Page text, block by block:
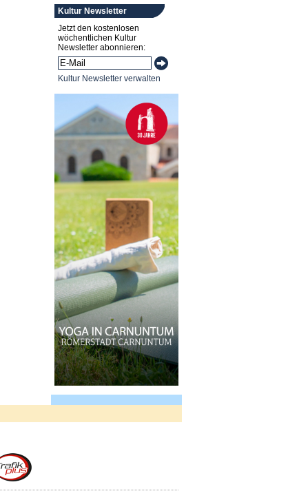
Kultur Newsletter
Jetzt den kostenlosen
wöchentlichen Kultur
Newsletter abonnieren:
Kultur Newsletter verwalten